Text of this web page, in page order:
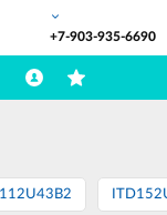
+7-903-935-6690